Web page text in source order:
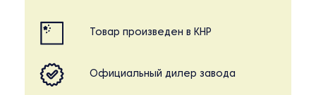
Товар произведен в КНР
Официальный дилер завода